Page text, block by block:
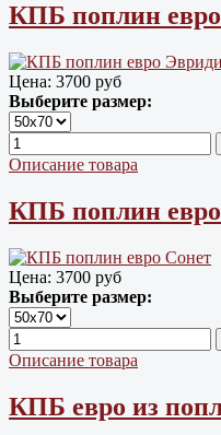
КПБ поплин
Цена: 3700 руб
Выберите размер:
Описание товара
КПБ поплин
Цена: 3700 руб
Выберите размер:
Описание товара
КПБ евро из